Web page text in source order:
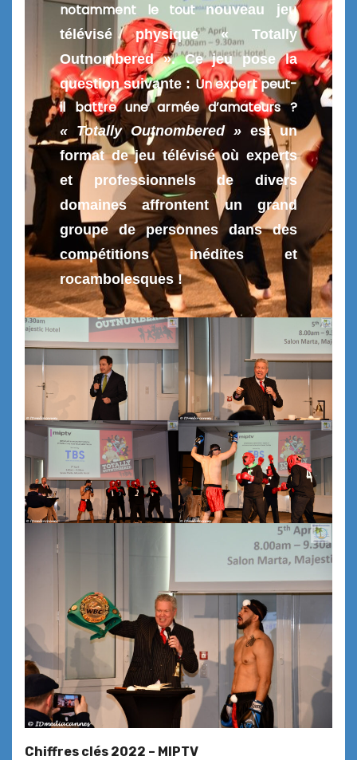
notamment le toutnouveau jeu
télévisé physique « Totally
Outnombered ». Ce jeu pose la
question suivante : Un expert peut-
il battre une armée d’amateurs ?
« Totally Outnombered »est un
format de jeu télévisé où experts
et professionnels de divers
domaines affrontent un grand
groupe de personnes dans des
compétitions inédites et
rocambolesques !
Chiffres clés 2022 – MIPTV